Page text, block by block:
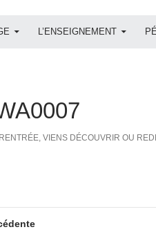
L’ENSEIGNEMENT
VIENS DÉCOUVRIR OU